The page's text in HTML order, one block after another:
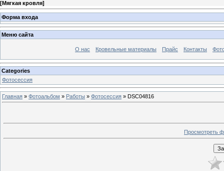
[Мягкая кровля]
Форма входа
Меню сайта
О нас Кровельные материалы Прайс Контакты
Categories
Фотосессия
Главная » Фотоальбом » Работы » Фотосессия » DSC04816
Просмотреть